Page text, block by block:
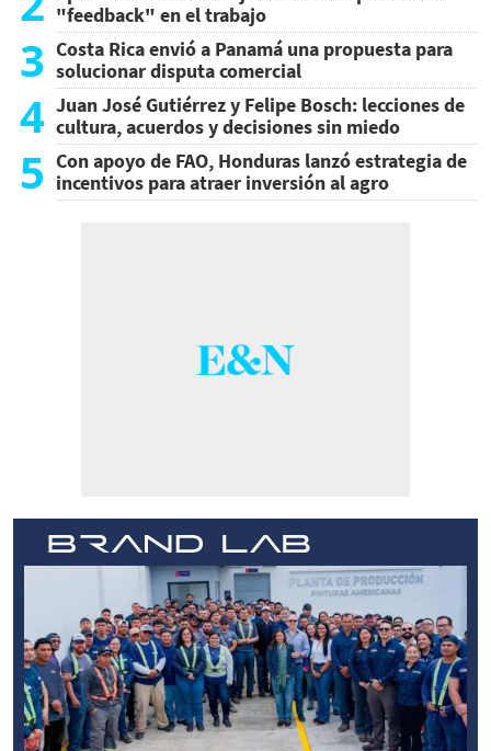
"feedback" en el trabajo
3 Costa Rica envió a Panamá una propuesta para
solucionar disputa comercial
4 Juan José Gutiérrez y Felipe Bosch: lecciones de
cultura, acuerdos y decisiones sin miedo
5 Con apoyo de FAO, Honduras lanzó estrategia de
incentivos para atraer inversión al agro